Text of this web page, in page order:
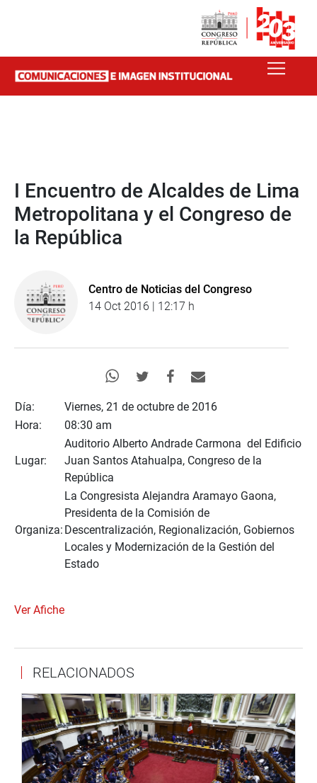
I Encuentro de Alcaldes de Lima
Metropolitana y el Congreso de
la República
Centro de Noticias del Congreso
14 Oct 2016 | 12:17 h
Día:
Viernes, 21 de octubre de 2016
Hora:
08:30 am
Lugar:
Auditorio Alberto Andrade Carmona del Edificio
Juan Santos Atahualpa, Congreso de la
República
Organiza:
La Congresista Alejandra Aramayo Gaona,
Presidenta de la Comisión de
Descentralización, Regionalización, Gobiernos
Locales y Modernización de la Gestión del
Estado
Ver Afiche
RELACIONADOS